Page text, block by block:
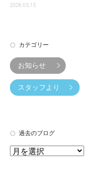
2026.05.15
カテゴリー
お知らせ
スタッフより
過去のブログ